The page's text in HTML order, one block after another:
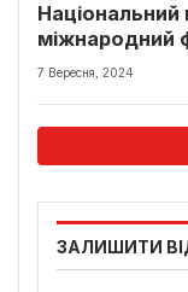
Національний
міжнародний
4:3 оголосив
7 Вересня, 2024
ЗАЛИШИТИ